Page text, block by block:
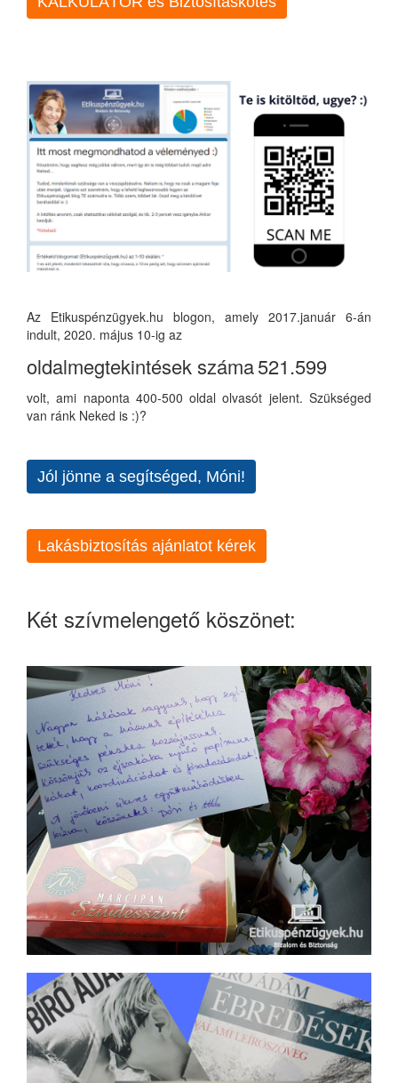
Az Etikuspénzügyek.hu blogon, amely 2017.január 6-án
indult, 2020. május 10-ig az
oldalmegtekintések száma521.599
volt, ami naponta 400-500 oldal olvasót jelent. Szükséged
van ránk Neked is :)?
Jól jönne a segítséged, Móni!
Lakásbiztosítás ajánlatot kérek
Két szívmelengető köszönet: